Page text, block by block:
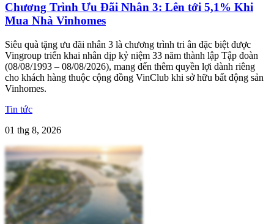
Chương Trình Ưu Đãi Nhân 3: Lên tới 5,1% Khi
Mua Nhà Vinhomes
Siêu quà tặng ưu đãi nhân 3 là chương trình tri ân đặc biệt được
Vingroup triển khai nhân dịp kỷ niệm 33 năm thành lập Tập đoàn
(08/08/1993 – 08/08/2026), mang đến thêm quyền lợi dành riêng
cho khách hàng thuộc cộng đồng VinClub khi sở hữu bất động sản
Vinhomes.
Tin tức
01 thg 8, 2026